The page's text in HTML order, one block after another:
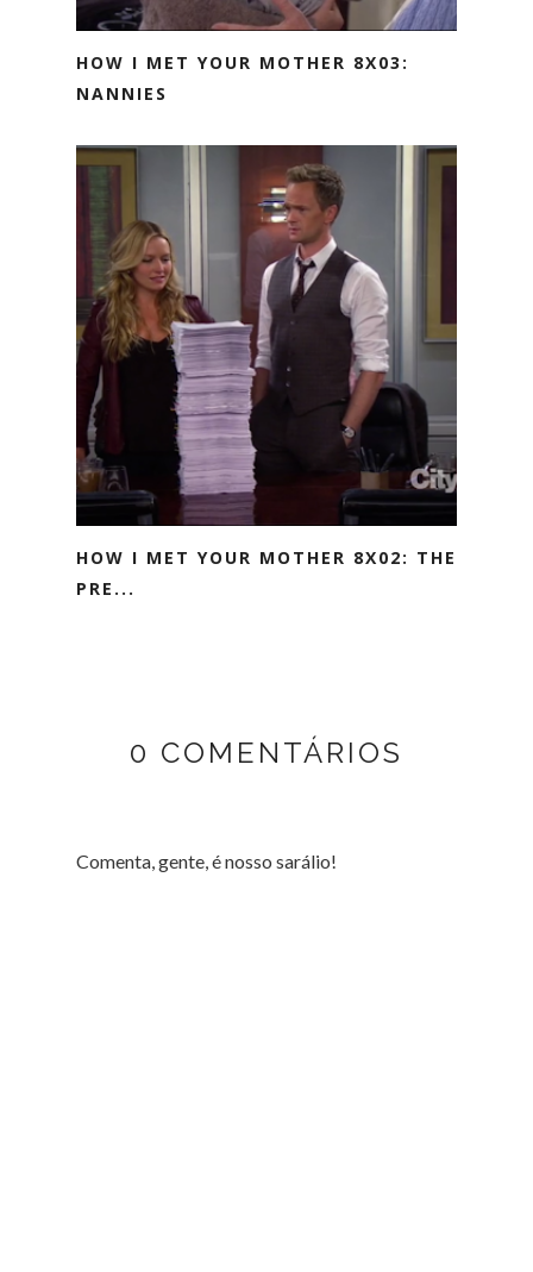
HOW I MET YOUR MOTHER 8X03:
NANNIES
HOW I MET YOUR MOTHER 8X02: THE
PRE...
0 COMENTÁRIOS
Comenta, gente, é nosso sarálio!